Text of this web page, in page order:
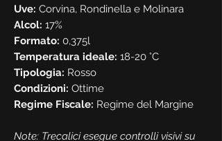
Uve: Corvina, Rondinella e Molinara
Alcol: 17%
Formato: 0,375l
Temperatura ideale: 18-20 °C
Tipologia: Rosso
Condizioni: Ottime
Regime Fiscale: Regime del Margine
Note: Trecalici esegue controlli visivi su